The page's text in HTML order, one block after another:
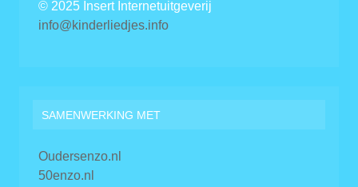
© 2025 Insert Internetuitgeverij
info@kinderliedjes.info
SAMENWERKING MET
Oudersenzo.nl
50enzo.nl